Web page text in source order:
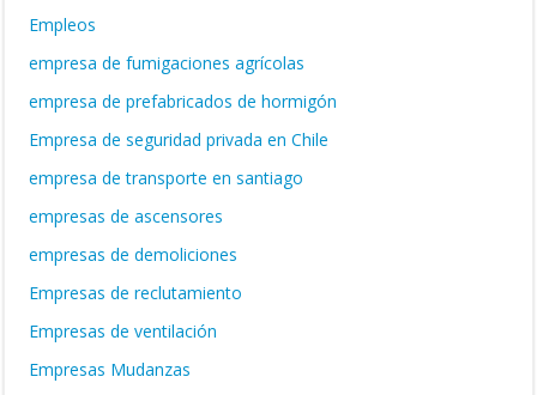
Empleos
empresa de fumigaciones agrícolas
empresa de prefabricados de hormigón
Empresa de seguridad privada en Chile
empresa de transporte en santiago
empresas de ascensores
empresas de demoliciones
Empresas de reclutamiento
Empresas de ventilación
Empresas Mudanzas